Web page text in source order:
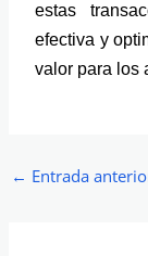
estas
efectiva y
valor para los
← Entrada